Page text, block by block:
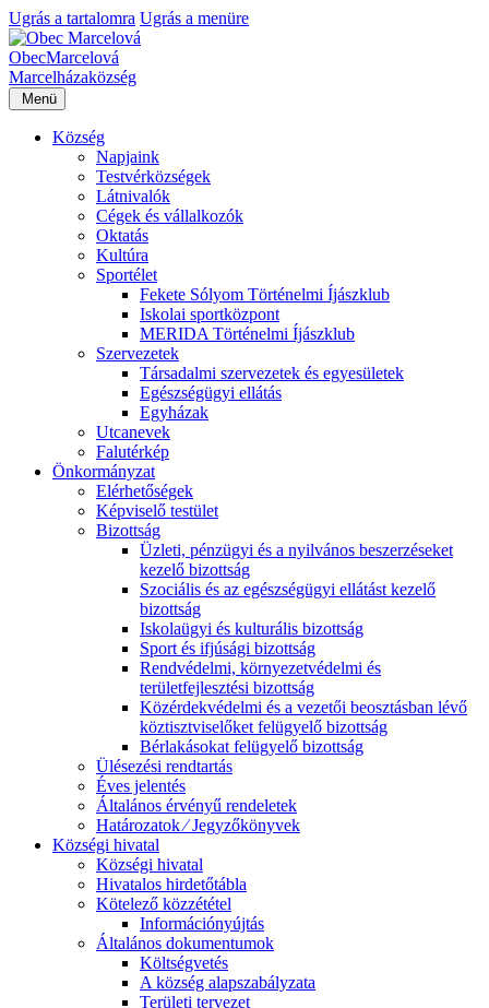
Ugrás a tartalomra Ugrás a menüre
ObecMarcelová
Marcelházaközség
Menü
Község
Napjaink
Testvérközségek
Látnivalók
Cégek és vállalkozók
Oktatás
Kultúra
Sportélet
Fekete Sólyom Történelmi Íjászklub
Iskolai sportközpont
MERIDA Történelmi Íjászklub
Szervezetek
Társadalmi szervezetek és egyesületek
Egészségügyi ellátás
Egyházak
Utcanevek
Falutérkép
Önkormányzat
Elérhetőségek
Képviselő testület
Bizottság
Üzleti, pénzügyi és a nyilvános beszerzéseket
kezelő bizottság
Szociális és az egészségügyi ellátást kezelő
bizottság
Iskolaügyi és kulturális bizottság
Sport és ifjúsági bizottság
Rendvédelmi, környezetvédelmi és
területfejlesztési bizottság
Közérdekvédelmi és a vezetői beosztásban lévő
köztisztviselőket felügyelő bizottság
Bérlakásokat felügyelő bizottság
Ülésezési rendtartás
Éves jelentés
Általános érvényű rendeletek
Határozatok ⁄ Jegyzőkönyvek
Községi hivatal
Községi hivatal
Hivatalos hirdetőtábla
Kötelező közzététel
Információnyújtás
Általános dokumentumok
Költségvetés
A község alapszabályzata
Területi tervezet